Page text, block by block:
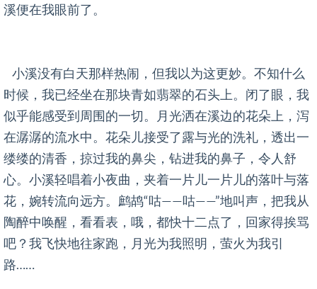
溪便在我眼前了。
小溪没有白天那样热闹，但我以为这更妙。不知什么
时候，我已经坐在那块青如翡翠的石头上。闭了眼，我
似乎能感受到周围的一切。月光洒在溪边的花朵上，泻
在潺潺的流水中。花朵儿接受了露与光的洗礼，透出一
缕缕的清香，掠过我的鼻尖，钻进我的鼻子，令人舒
心。小溪轻唱着小夜曲，夹着一片儿一片儿的落叶与落
花，婉转流向远方。鹧鸪“咕——咕——”地叫声，把我从
陶醉中唤醒，看看表，哦，都快十二点了，回家得挨骂
吧？我飞快地往家跑，月光为我照明，萤火为我引
路……